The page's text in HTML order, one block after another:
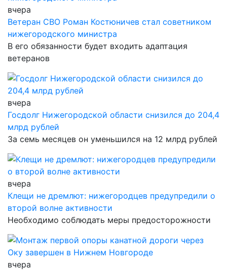
вчера
Ветеран СВО Роман Костюничев стал советником
нижегородского министра
В его обязанности будет входить адаптация
ветеранов
вчера
Госдолг Нижегородской области снизился до 204,4
млрд рублей
За семь месяцев он уменьшился на 12 млрд рублей
вчера
Клещи не дремлют: нижегородцев предупредили о
второй волне активности
Необходимо соблюдать меры предосторожности
вчера